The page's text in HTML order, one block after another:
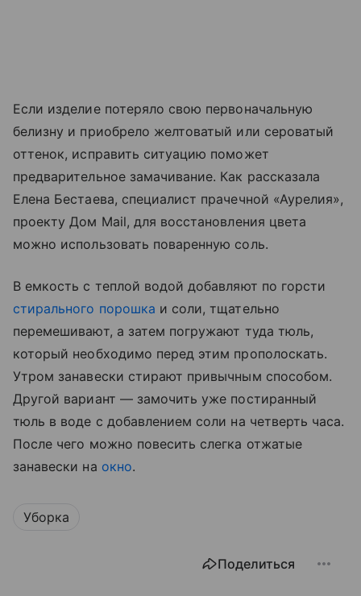
Если изделие потеряло свою первоначальную
белизну и приобрело желтоватый или сероватый
оттенок, исправить ситуацию поможет
предварительное замачивание. Как рассказала
Елена Бестаева, специалист прачечной «Аурелия»,
проекту Дом Mail, для восстановления цвета
можно использовать поваренную соль.
В емкость с теплой водой добавляют по горсти
стирального порошка и соли, тщательно
перемешивают, а затем погружают туда тюль,
который необходимо перед этим прополоскать.
Утром занавески стирают привычным способом.
Другой вариант — замочить уже постиранный
тюль в воде с добавлением соли на четверть часа.
После чего можно повесить слегка отжатые
занавески на окно.
Уборка
Поделиться